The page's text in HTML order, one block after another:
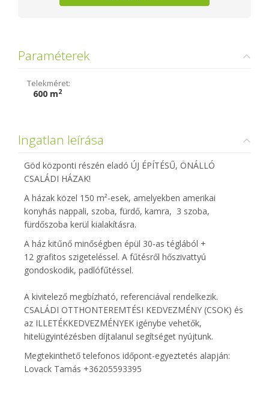
Paraméterek
Telekméret:
600 m2
Ingatlan leírása
Göd központi részén eladó ÚJ ÉPÍTÉSŰ, ÖNÁLLÓ
CSALÁDI HÁZAK!
A házak közel 150 m²-esek, amelyekben amerikai
konyhás nappali, szoba, fürdő, kamra, 3 szoba,
fürdőszoba kerül kialakításra.
A ház kitűnő minőségben épül 30-as téglából +
12 grafitos szigeteléssel. A fűtésről hőszivattyú
gondoskodik, padlófűtéssel.
A kivitelező megbízható, referenciával rendelkezik.
CSALÁDI OTTHONTEREMTÉSI KEDVEZMÉNY (CSOK) és
az ILLETÉKKEDVEZMÉNYEK igénybe vehetők,
hitelügyintézésben díjtalanul segítséget nyújtunk.
Megtekinthető telefonos időpont-egyeztetés alapján:
Lovack Tamás +36205593395